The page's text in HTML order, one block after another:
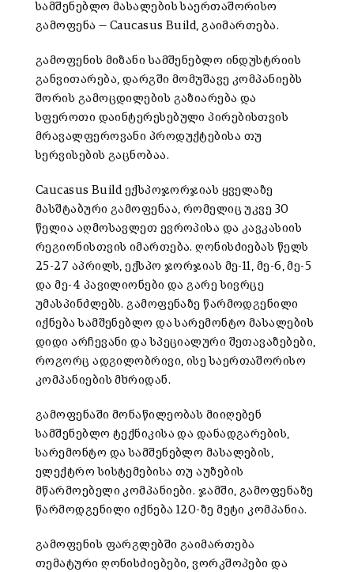
სამშენებლო მასალების საერთაშორისო
გამოფენა — Caucasus Build, გაიმართება.
გამოფენის მიზანი სამშენებლო ინდუსტრიის
განვითარება, დარგში მომუშავე კომპანიებს
შორის გამოცდილების გაზიარება და
სფეროთი დაინტერესებული პირებისთვის
მრავალფეროვანი პროდუქტებისა თუ
სერვისების გაცნობაა.
Caucasus Build ექსპოჯორჯიას ყველაზე
მასშტაბური გამოფენაა, რომელიც უკვე 30
წელია აღმოსავლეთ ევროპისა და კავკასიის
რეგიონისთვის იმართება. ღონისძიებას წელს
25-27 აპრილს, ექსპო ჯორჯიას მე-11, მე-6, მე-5
და მე-4 პავილიონები და გარე სივრცე
უმასპინძლებს. გამოფენაზე წარმოდგენილი
იქნება სამშენებლო და სარემონტო მასალების
დიდი არჩევანი და სპეციალური შეთავაზებები,
როგორც ადგილობრივი, ისე საერთაშორისო
კომპანიების მხრიდან.
გამოფენაში მონაწილეობას მიიღებენ
სამშენებლო ტექნიკისა და დანადგარების,
სარემონტო და სამშენებლო მასალების,
ელექტრო სისტემებისა თუ აუზების
მწარმოებელი კომპანიები. ჯამში, გამოფენაზე
წარმოდგენილი იქნება 120-ზე მეტი კომპანია.
გამოფენის ფარგლებში გაიმართება
თემატური ღონისძიებები, ვორკშოპები და